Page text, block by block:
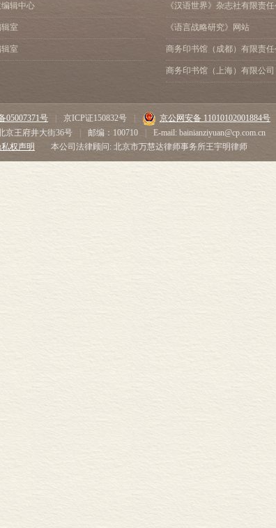
第三章 确定《书经》中的主
第四章 《竹书纪年》
第五章 古代的中华帝国
第六章 主要参考书目
《中国经典》第四卷
序言
第一章 《诗经》早期的历史
第二章 《诗经》之源、解释
第三章 《诗》之韵律、汉字
第四章 《诗经》里的中国：
辑中心
室
室
《汉语世界》杂志社有限责任
《语言战略研究》网站
商务印书馆（成都）有限责任
商务印书馆（上海）有限公司
05007371号 京ICP证150832号 京公网安备 11010102001884号
京王府井大街36号
邮编：100710
E-mail: bainianziyuan@cp.com.cn
权声明
本公司法律顾问: 北京市万慧达律师事务所王宇明律师